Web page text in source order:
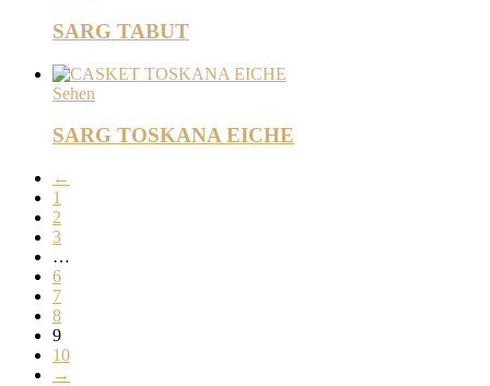
SARG TABUT
Sehen
SARG TOSKANA EICHE
←
1
2
3
…
6
7
8
9
10
→